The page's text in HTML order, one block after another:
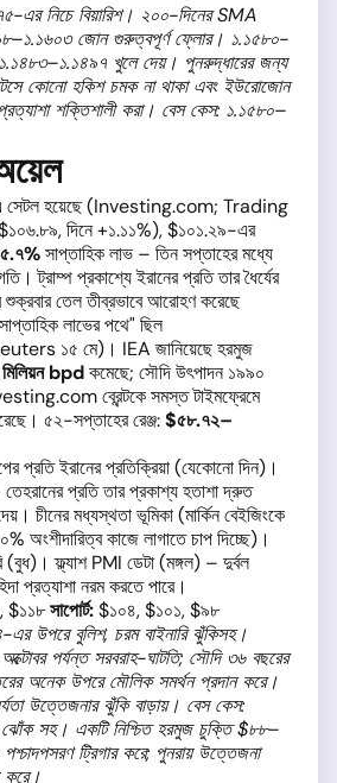
এর নিচে বিয়ারিশ। ২০০-দিনের SMA
জোন গুরুত্বপূর্ণ ফ্লোর। ১.১৫৮০-
খুলে দেয়। পুনরুদ্ধারের জন্য
কোনো হকিশ চমক না থাকা এবং ইউরোজোন
শক্তিশালী করা। বেস কেস: ১.১৫৮০–
হয়েছে (Investing.com; Trading
দিনে +১.১১%), $১০১.২৯-এর
সাপ্তাহিক লাভ – তিন সপ্তাহের মধ্যে
ট্রাম্প প্রকাশ্যে ইরানের প্রতি তার ধৈর্যের
শুক্রবার তেল তীব্রভাবে আরোহণ করেছে
লাভের পথে" ছিল
১৫ মে)। IEA জানিয়েছে হরমুজ
bpdকমেছে; সৌদি উৎপাদন ১৯৯০
ব্রেন্টকে সমস্ত টাইমফ্রেমে
৫২-সপ্তাহের রেঞ্জ:$৫৮.৭২–
প্রতি ইরানের প্রতিক্রিয়া (যেকোনো দিন)।
প্রতি তার প্রকাশ্য হতাশা দ্রুত
চীনের মধ্যস্থতা ভূমিকা (মার্কিন বেইজিংকে
অংশীদারিত্ব কাজে লাগাতে চাপ দিচ্ছে)।
(বুধ)। ফ্ল্যাশ PMI ডেটা (মঙ্গল) – দুর্বল
প্রত্যাশা নরম করতে পারে।
$১১৮সাপোর্ট:$১০৪, $১০১, $৯৮
উপরে বুলিশ, চরম বাইনারি ঝুঁকিসহ।
পর্যন্ত সরবরাহ-ঘাটতি; সৌদি ৩৬ বছরের
অনেক উপরে মৌলিক সমর্থন প্রদান করে।
উত্তেজনার ঝুঁকি বাড়ায়। বেস কেস:
সহ। একটি নিশ্চিত হরমুজ চুক্তি $৮৮–
ট্রিগার করে; পুনরায় উত্তেজনা